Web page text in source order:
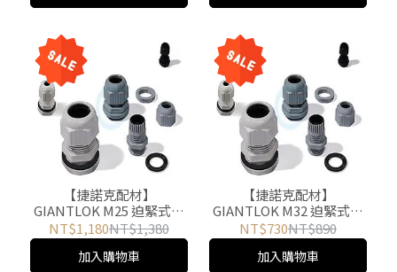
【捷諾克配材】
GIANTLOK M25 迫緊式電
纜固定頭 尼龍接頭 電線電
纜固定 公制牙規(黑)50入
NT$1,180NT$1,380
加入購物車
【捷諾克配材】
GIANTLOK M32 迫緊式電
纜固定頭 尼龍接頭 電線電
纜固定 公制牙規(黑)20入
NT$730NT$890
加入購物車